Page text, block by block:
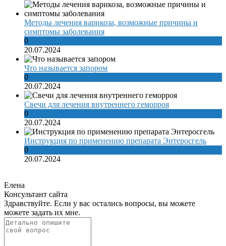
Методы лечения варикоза, возможные причины и
симптомы заболевания
0
20.07.2024
Что называется запором
0
20.07.2024
Свечи для лечения внутреннего геморроя
0
20.07.2024
Инструкция по применению препарата Энтеросгель
0
20.07.2024
Елена
Консультант сайта
Здравствуйте. Если у вас остались вопросы, вы можете
можете задать их мне.